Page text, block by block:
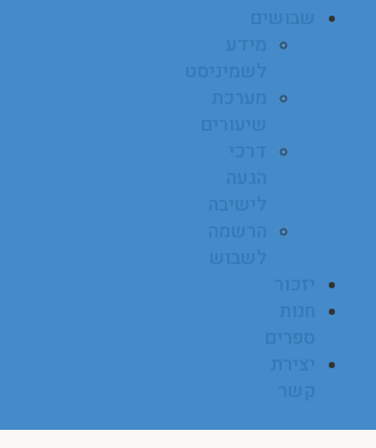
שבושים
מידע
מערכת
דרכי
הרשמה
יזכור
חנות
יצירת